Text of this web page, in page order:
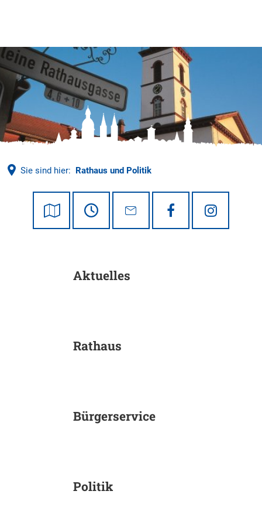
Sie sind hier: Rathaus und Politik
Rathaus
Politik
Aktuelles
Rathaus
Bürgerservice
Politik